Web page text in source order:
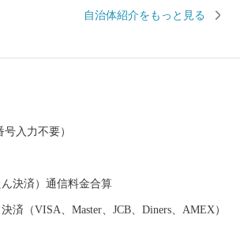
イ、繊維、食品など、ものづくりの街は生
チ・マリンスポーツを楽しむことができ、
自治体紹介をもっと見る
入力不要）
ん決済）通信料金合算
済（VISA、Master、JCB、Diners、AMEX）